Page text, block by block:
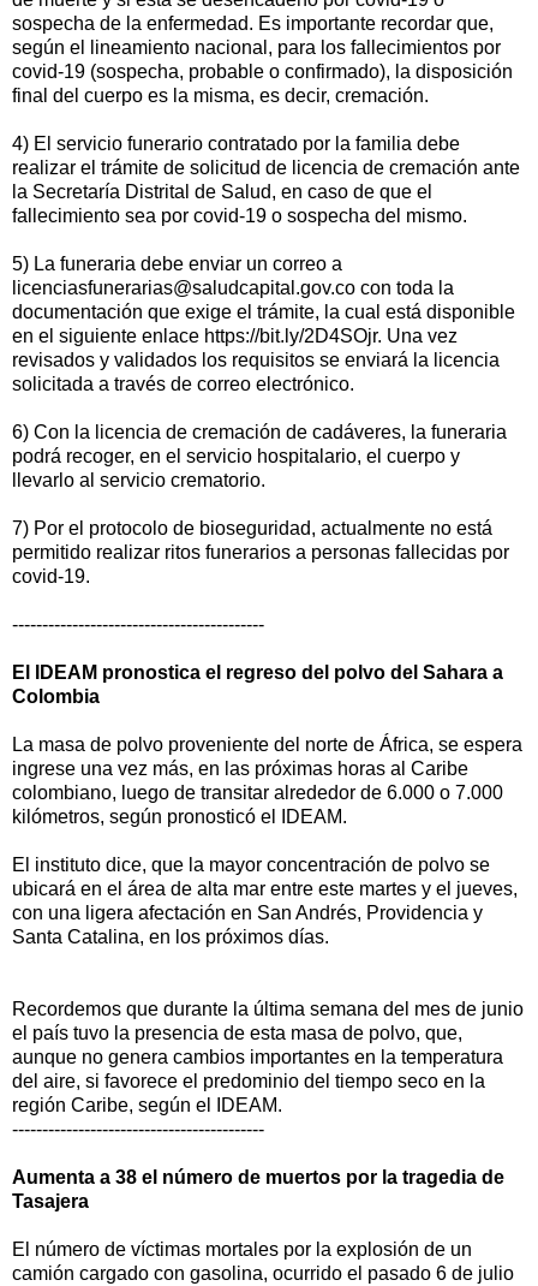
sospecha de la enfermedad. Es importante recordar que,
según el lineamiento nacional, para los fallecimientos por
covid-19 (sospecha, probable o confirmado), la disposición
final del cuerpo es la misma, es decir, cremación.
4) El servicio funerario contratado por la familia debe
realizar el trámite de solicitud de licencia de cremación ante
la Secretaría Distrital de Salud, en caso de que el
fallecimiento sea por covid-19 o sospecha del mismo.
5) La funeraria debe enviar un correo a
licenciasfunerarias@saludcapital.gov.co con toda la
documentación que exige el trámite, la cual está disponible
en el siguiente enlace https://bit.ly/2D4SOjr. Una vez
revisados y validados los requisitos se enviará la licencia
solicitada a través de correo electrónico.
6) Con la licencia de cremación de cadáveres, la funeraria
podrá recoger, en el servicio hospitalario, el cuerpo y
llevarlo al servicio crematorio.
7) Por el protocolo de bioseguridad, actualmente no está
permitido realizar ritos funerarios a personas fallecidas por
covid-19.
------------------------------------------
El IDEAM pronostica el regreso del polvo del Sahara a
Colombia
La masa de polvo proveniente del norte de África, se espera
ingrese una vez más, en las próximas horas al Caribe
colombiano, luego de transitar alrededor de 6.000 o 7.000
kilómetros, según pronosticó el IDEAM.
El instituto dice, que la mayor concentración de polvo se
ubicará en el área de alta mar entre este martes y el jueves,
con una ligera afectación en San Andrés, Providencia y
Santa Catalina, en los próximos días.
Recordemos que durante la última semana del mes de junio
el país tuvo la presencia de esta masa de polvo, que,
aunque no genera cambios importantes en la temperatura
del aire, si favorece el predominio del tiempo seco en la
región Caribe, según el IDEAM.
------------------------------------------
Aumenta a 38 el número de muertos por la tragedia de
Tasajera
El número de víctimas mortales por la explosión de un
camión cargado con gasolina, ocurrido el pasado 6 de julio